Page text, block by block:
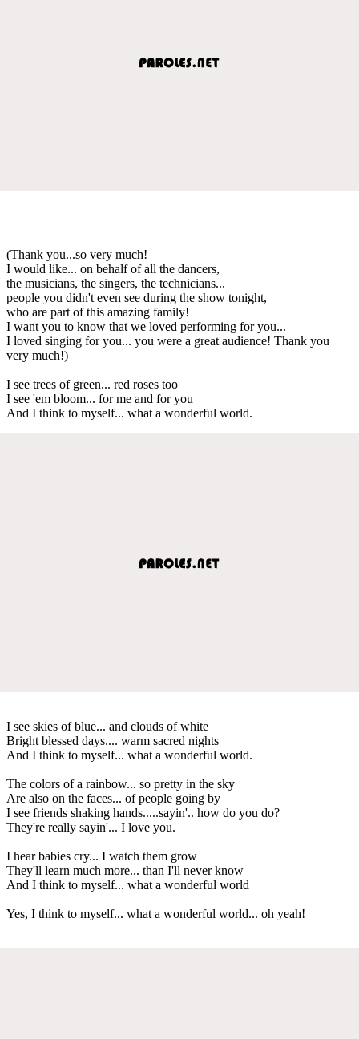
(Thank you...so very much!
I would like... on behalf of all the dancers,
the musicians, the singers, the technicians...
people you didn't even see during the show tonight,
who are part of this amazing family!
I want you to know that we loved performing for you...
I loved singing for you... you were a great audience! Thank you
very much!)
I see trees of green... red roses too
I see 'em bloom... for me and for you
And I think to myself... what a wonderful world.
I see skies of blue... and clouds of white
Bright blessed days.... warm sacred nights
And I think to myself... what a wonderful world.
The colors of a rainbow... so pretty in the sky
Are also on the faces... of people going by
I see friends shaking hands.....sayin'.. how do you do?
They're really sayin'... I love you.
I hear babies cry... I watch them grow
They'll learn much more... than I'll never know
And I think to myself... what a wonderful world
Yes, I think to myself... what a wonderful world... oh yeah!